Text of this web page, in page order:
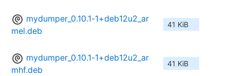
mydumper_0.10.1-1+deb12u2_ar
mel.deb
41 KiB
mydumper_0.10.1-1+deb12u2_ar
mhf.deb
41 KiB